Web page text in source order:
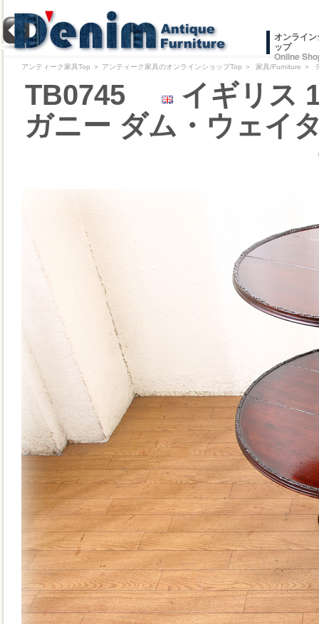
オンライ
ップ
Online
アンティーク家具Top ＞ アンティーク家具のオンラインショップTop ＞ 家具/Furniture ＞
TB0745
イギリス
ガニー ダム・ウェイ